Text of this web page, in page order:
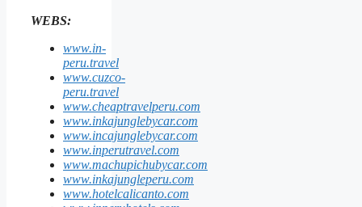
WEBS:
www.in-
peru.travel
www.cuzco-
peru.travel
www.cheaptravelperu.com
www.inkajunglebycar.com
www.incajunglebycar.com
www.inperutravel.com
www.machupichubycar.com
www.inkajungleperu.com
www.hotelcalicanto.com